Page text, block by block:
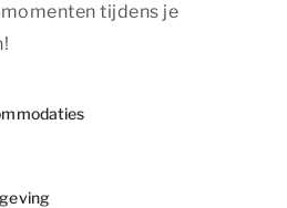
tijdens je